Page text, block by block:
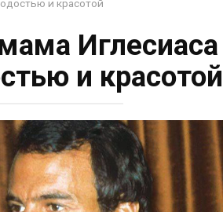
и красотой
Иглесиаса
и красотой